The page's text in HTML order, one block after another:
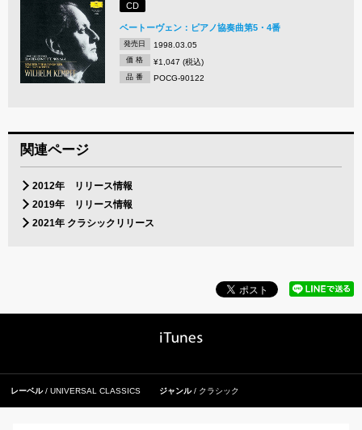
CD
ベートーヴェン：ピアノ協奏曲第5・4番
発売日 1998.03.05
価 格 ¥1,047 (税込)
品 番 POCG-90122
関連ページ
2012年 リリース情報
2019年 リリース情報
2021年 クラシックリリース
レーベル UNIVERSAL CLASSICS ジャンル クラシック